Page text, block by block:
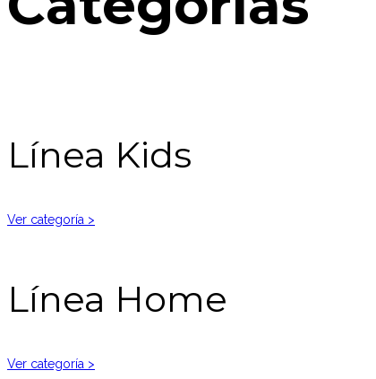
Línea Kids
Ver categoría >
Línea Home
Ver categoría >